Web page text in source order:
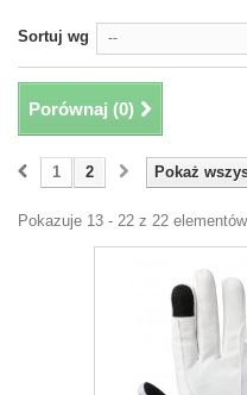
Sortuj wg --
Porównaj (0)
Pokaż
1 2
Pokazuje 13 - 22 z 22 elementów